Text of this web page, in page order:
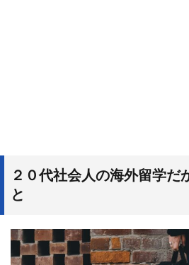
２０代社会人の海外留学だ
と